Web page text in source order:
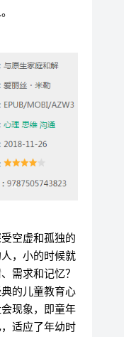
空虚和孤独的
，小的时候就
需求和记忆？
的儿童教育心
现象，即童年
适应了年幼时